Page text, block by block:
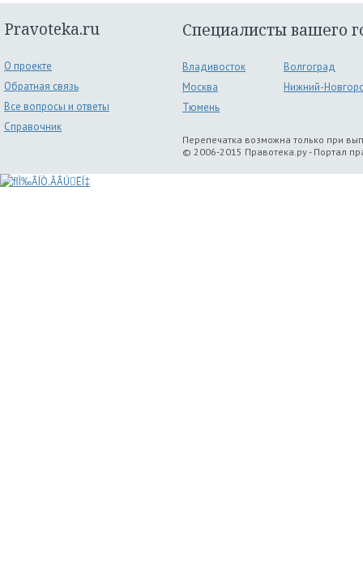
Pravoteka.ru
О проекте
Обратная связь
Все вопросы и ответы
Справочник
Специалисты вашего
Владивосток
Волгоград
Москва
Нижний-
Тюмень
Перепечатка возможна только при
© 2006-2015 Правотека.ру - Портал